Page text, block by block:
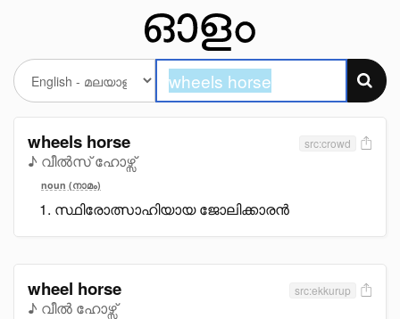
wheels horse
♪ വീൽസ് ഹോഴ്സ്
src:crowd
noun (നാമം)
സ്ഥിരോത്സാഹിയായ ജോലിക്കാരൻ
wheel horse
♪ വീൽ ഹോഴ്സ്
src:ekkurup